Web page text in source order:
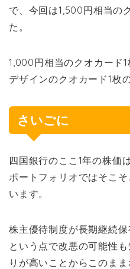
で、今回は1,500円相当の
た。
1,000円相当のクオカード
デザインのクオカード1枚
さいごに
四国銀行のここ1年の株価
ポートフォリオではそこ
います。
株主優待制度が長期継続
という点で改悪の可能性
りが高いことからこのまま